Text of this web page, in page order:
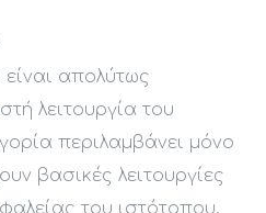
απολύτως
λειτουργία του
περιλαμβάνει μόνο
βασικές λειτουργίες
του ιστότοπου.